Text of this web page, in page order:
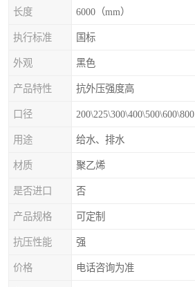
长度 6000（mm）
执行标准 国标
外观 黑色
产品特性 抗外压强度高
口径 200\225\300\400\500\600\800
用途 给水、排水
材质 聚乙烯
是否进口 否
产品规格 可定制
抗压性能 强
价格 电话咨询为准